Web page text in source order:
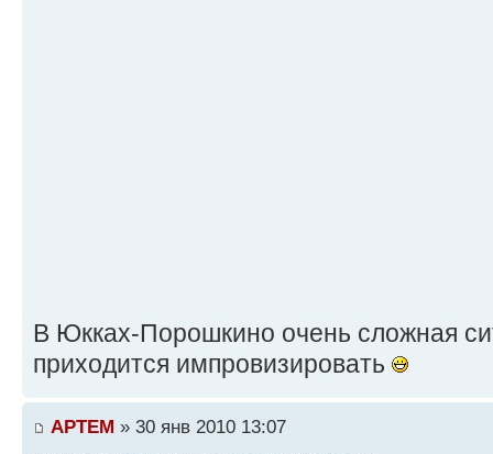
В Юкках-Порошкино очень сложная
приходится импровизировать
APTEM » 30 янв 2010 13:07